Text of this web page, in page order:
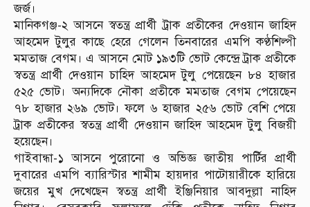
জর্জ।
মানিকগঞ্জ-২ আসনে স্বতন্ত্র প্রার্থী ট্রাক প্রতীকের দেওয়ান জাহিদ
আহমেদ টুলুর কাছে হেরে গেলেন তিনবারের এমপি কণ্ঠশিল্পী
মমতাজ বেগম। এ আসনে মোট ১৯৩টি ভোট কেন্দ্রে ট্রাক প্রতীকে
স্বতন্ত্র প্রার্থী দেওয়ান চাহিদ আহমেদ টুলু পেয়েছেন ৮৪ হাজার
৫২৫ ভোট। অন্যদিকে নৌকা প্রতীকে মমতাজ বেগম পেয়েছেন
৭৮ হাজার ২৬৯ ভোট। ফলে ৬ হাজার ২৫৬ ভোট বেশি পেয়ে
ট্রাক প্রতীকের স্বতন্ত্র প্রার্থী দেওয়ান জাহিদ আহমেদ টুলু বিজয়ী
হয়েছেন।
গাইবান্ধা-১ আসনে পুরোনো ও অভিজ্ঞ জাতীয় পার্টির প্রার্থী
দুবারের এমপি ব্যারিস্টার শামীম হায়দার পাটোয়ারীকে হারিয়ে
জয়ের মুখ দেখেছেন স্বতন্ত্র প্রার্থী ইঞ্জিনিয়ার আবদুল্লা নাহিদ